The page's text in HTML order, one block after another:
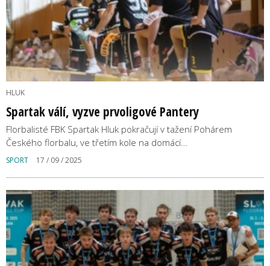
HLUK
Spartak válí, vyzve prvoligové Pantery
Florbalisté FBK Spartak Hluk pokračují v tažení Pohárem
Českého florbalu, ve třetím kole na domácí…
SPORT 17 / 09 / 2025